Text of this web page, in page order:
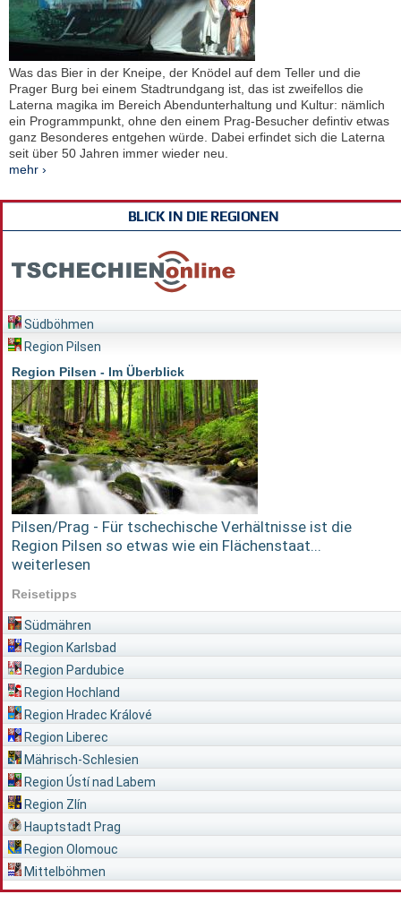
Was das Bier in der Kneipe, der Knödel auf dem Teller und die
Prager Burg bei einem Stadtrundgang ist, das ist zweifellos die
Laterna magika im Bereich Abendunterhaltung und Kultur: nämlich
ein Programmpunkt, ohne den einem Prag-Besucher defintiv etwas
ganz Besonderes entgehen würde. Dabei erfindet sich die Laterna
seit über 50 Jahren immer wieder neu.
mehr ›
BLICK IN DIE REGIONEN
Südböhmen
Region Pilsen
Region Pilsen - Im Überblick
Pilsen/Prag - Für tschechische Verhältnisse ist die
Region Pilsen so etwas wie ein Flächenstaat...
weiterlesen
Reisetipps
Südmähren
Region Karlsbad
Region Pardubice
Region Hochland
Region Hradec Králové
Region Liberec
Mährisch-Schlesien
Region Ústí nad Labem
Region Zlín
Hauptstadt Prag
Region Olomouc
Mittelböhmen